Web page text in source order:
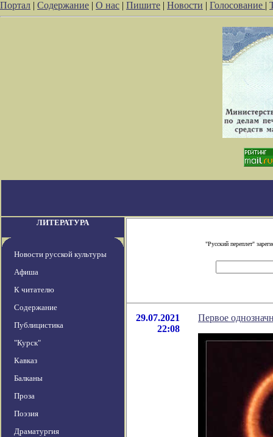
Портал | Содержание | О нас | Пишите | Новости | Голосование |
ЛИТЕРАТУРА
Новости русской культуры
Афиша
К читателю
Содержание
Публицистика
"Курск"
Кавказ
Балканы
Проза
Поэзия
Драматургия
"Русский переплет"
29.07.2021
22:08
Первое